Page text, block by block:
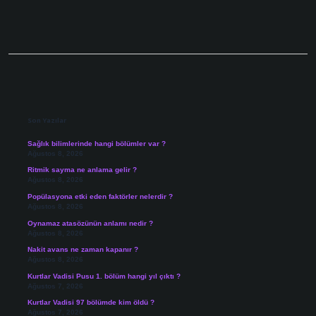
Son Yazılar
Sağlık bilimlerinde hangi bölümler var ?
Ağustos 8, 2026
Ritmik sayma ne anlama gelir ?
Ağustos 8, 2026
Popülasyona etki eden faktörler nelerdir ?
Ağustos 8, 2026
Oynamaz atasözünün anlamı nedir ?
Ağustos 8, 2026
Nakit avans ne zaman kapanır ?
Ağustos 8, 2026
Kurtlar Vadisi Pusu 1. bölüm hangi yıl çıktı ?
Ağustos 7, 2026
Kurtlar Vadisi 97 bölümde kim öldü ?
Ağustos 7, 2026